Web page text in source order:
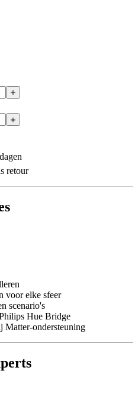
retour
voor elke sfeer
scenario's
Hue Bridge
Matter-ondersteuning